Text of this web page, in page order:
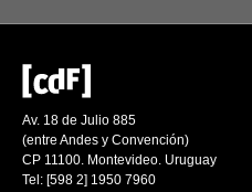
Av. 18 de Julio 885
(entre Andes y Convención)
CP 11100. Montevideo. Uruguay
Tel: [598 2] 1950 7960